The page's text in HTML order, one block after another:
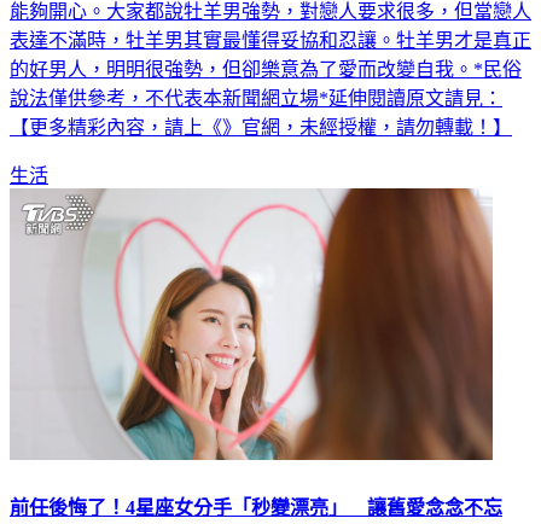
表達不滿時，牡羊男其實最懂得妥協和忍讓。牡羊男才是真正
的好男人，明明很強勢，但卻樂意為了愛而改變自我。*民俗
說法僅供參考，不代表本新聞網立場*延伸閱讀原文請見：
【更多精彩內容，請上《》官網，未經授權，請勿轉載！】